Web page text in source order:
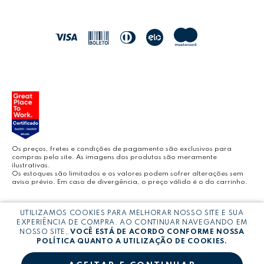
BLOG LEONORA
Os preços, fretes e condições de pagamento são exclusivos para
compras pelo site. As imagens dos produtos são meramente
ilustrativas.
Os estoques são limitados e os valores podem sofrer alterações sem
aviso prévio. Em caso de divergência, o preço válido é o do carrinho.
Copyright © LEONORA COMERCIO INTERNACIONAL LTDA - CNPJ:
03.064.692/0005-53
UTILIZAMOS COOKIES PARA MELHORAR NOSSO SITE E SUA
EXPERIÊNCIA DE COMPRA. AO CONTINUAR NAVEGANDO EM
NOSSO SITE,VOCÊ ESTÁ DE ACORDO CONFORME NOSSA
POLÍTICA QUANTO A UTILIZAÇÃO DE COOKIES.